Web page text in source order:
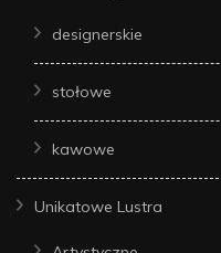
designerskie
stołowe
kawowe
Unikatowe Lustra